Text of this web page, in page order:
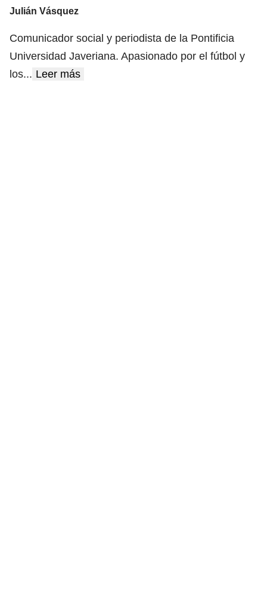
Julián Vásquez
Comunicador social y periodista de la Pontificia
Universidad Javeriana. Apasionado por el fútbol y
los... Leer más